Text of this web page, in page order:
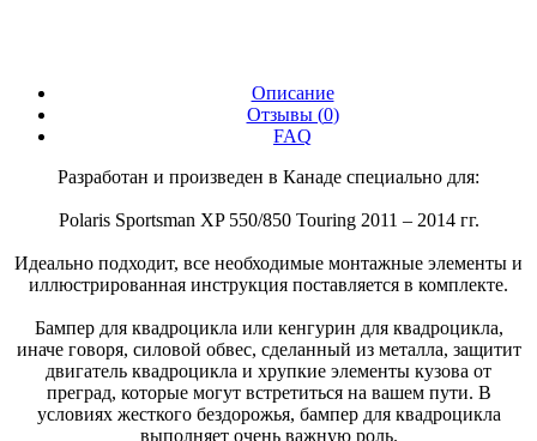
Описание
Отзывы (0)
FAQ
Разработан и произведен в Канаде специально для:
Polaris Sportsman XP 550/850 Touring 2011 – 2014 гг.
Идеально подходит, все необходимые монтажные элементы и
иллюстрированная инструкция поставляется в комплекте.
Бампер для квадроцикла или кенгурин для квадроцикла,
иначе говоря, силовой обвес, сделанный из металла, защитит
двигатель квадроцикла и хрупкие элементы кузова от
преград, которые могут встретиться на вашем пути. В
условиях жесткого бездорожья, бампер для квадроцикла
выполняет очень важную роль.